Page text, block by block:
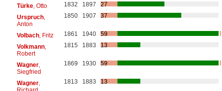
Türke, Otto 1832 1897
27
Urspruch,
Anton
1850 1907 37
Volbach, Fritz 1861 1940
59
Volkmann,
Robert
1815 1883 13
Wagner,
Siegfried
1869 1930 59
Wagner,
1813 1883 13